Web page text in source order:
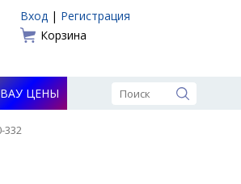
Вход | Регистрация
Корзина
ВАУ ЦЕНЫ
332